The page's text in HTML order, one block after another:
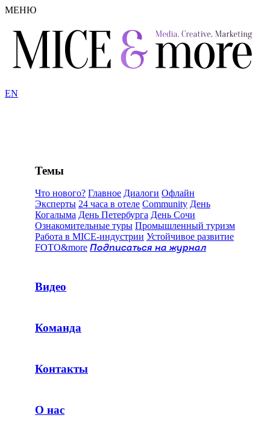
МЕНЮ
EN
Темы
Что нового? Главное Диалоги Офлайн
Эксперты 24 часа в отеле Community День
Когалыма День Петербурга День Сочи
Ознакомительные туры Промышленный туризм
Работа в MICE-индустрии Устойчивое развитие
FOTO&more Подписаться на журнал
Видео
Команда
Контакты
О нас